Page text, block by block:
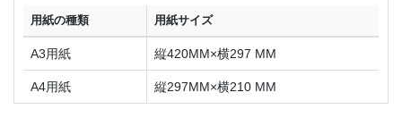
用紙の種類 用紙サイズ
A3用紙 縦420MM×横297 MM
A4用紙 縦297MM×横210 MM